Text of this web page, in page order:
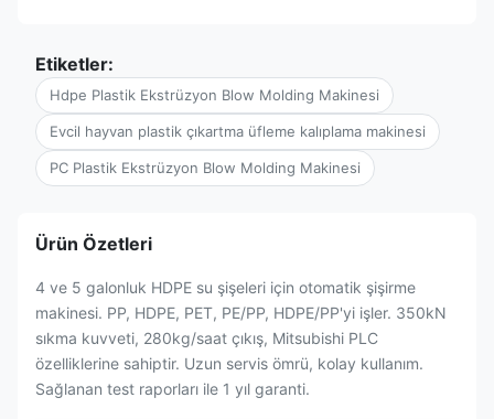
Etiketler:
Hdpe Plastik Ekstrüzyon Blow Molding Makinesi
Evcil hayvan plastik çıkartma üfleme kalıplama makinesi
PC Plastik Ekstrüzyon Blow Molding Makinesi
Ürün Özetleri
4 ve 5 galonluk HDPE su şişeleri için otomatik şişirme
makinesi. PP, HDPE, PET, PE/PP, HDPE/PP'yi işler. 350kN
sıkma kuvveti, 280kg/saat çıkış, Mitsubishi PLC
özelliklerine sahiptir. Uzun servis ömrü, kolay kullanım.
Sağlanan test raporları ile 1 yıl garanti.